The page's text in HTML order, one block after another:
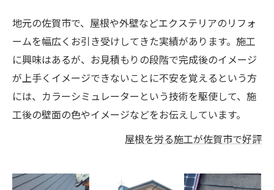
地元の佐賀市で、屋根や外壁などエクステリアのリフォ
ームを幅広くお引き受けしてきた実績があります。施工
に興味はあるが、お見積もりの段階で完成後のイメージ
が上手くイメージできないことに不安を覚えるという方
には、カラーシミュレーターという技術を駆使して、施
工後の壁面の色やイメージなどをお伝えしています。
屋根を労る施工が佐賀市で好評
佐賀市 北川副
佐賀市 川副
佐賀市北川副